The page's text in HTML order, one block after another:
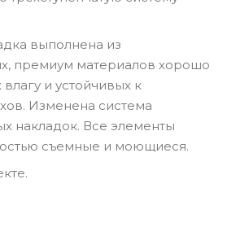
выполнена из
премиум материалов хорошо
и устойчивых к
Изменена система
накладок. Все элементы
съемные и моющиеся.